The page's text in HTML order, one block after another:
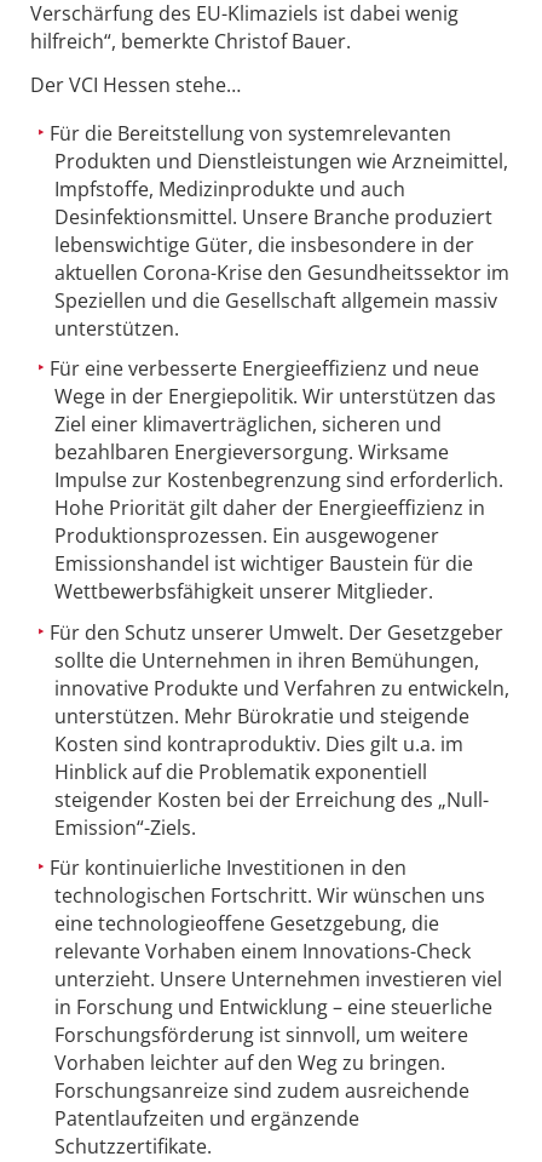
Verschärfung des EU-Klimaziels ist dabei wenig
hilfreich“, bemerkte Christof Bauer.
Der VCI Hessen stehe…
Für die Bereitstellung von systemrelevanten
Produkten und Dienstleistungen wie Arzneimittel,
Impfstoffe, Medizinprodukte und auch
Desinfektionsmittel. Unsere Branche produziert
lebenswichtige Güter, die insbesondere in der
aktuellen Corona-Krise den Gesundheitssektor im
Speziellen und die Gesellschaft allgemein massiv
unterstützen.
Für eine verbesserte Energieeffizienz und neue
Wege in der Energiepolitik. Wir unterstützen das
Ziel einer klimaverträglichen, sicheren und
bezahlbaren Energieversorgung. Wirksame
Impulse zur Kostenbegrenzung sind erforderlich.
Hohe Priorität gilt daher der Energieeffizienz in
Produktionsprozessen. Ein ausgewogener
Emissionshandel ist wichtiger Baustein für die
Wettbewerbsfähigkeit unserer Mitglieder.
Für den Schutz unserer Umwelt. Der Gesetzgeber
sollte die Unternehmen in ihren Bemühungen,
innovative Produkte und Verfahren zu entwickeln,
unterstützen. Mehr Bürokratie und steigende
Kosten sind kontraproduktiv. Dies gilt u.a. im
Hinblick auf die Problematik exponentiell
steigender Kosten bei der Erreichung des „Null-
Emission“-Ziels.
Für kontinuierliche Investitionen in den
technologischen Fortschritt. Wir wünschen uns
eine technologieoffene Gesetzgebung, die
relevante Vorhaben einem Innovations-Check
unterzieht. Unsere Unternehmen investieren viel
in Forschung und Entwicklung – eine steuerliche
Forschungsförderung ist sinnvoll, um weitere
Vorhaben leichter auf den Weg zu bringen.
Forschungsanreize sind zudem ausreichende
Patentlaufzeiten und ergänzende
Schutzzertifikate.